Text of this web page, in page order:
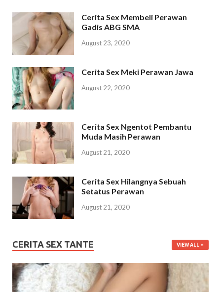
Cerita Sex Membeli Perawan
Gadis ABG SMA
August 23, 2020
Cerita Sex Meki Perawan Jawa
August 22, 2020
Cerita Sex Ngentot Pembantu
Muda Masih Perawan
August 21, 2020
Cerita Sex Hilangnya Sebuah
Setatus Perawan
August 21, 2020
CERITA SEX TANTE VIEW ALL